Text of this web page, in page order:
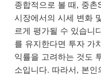
종합적으로 볼 때, 중촌
시장에서의 시세 변화
르게 평가될 수 있습니
를 유지한다면 투자 가
익률을 고려하는 것도
소입니다. 따라서, 본